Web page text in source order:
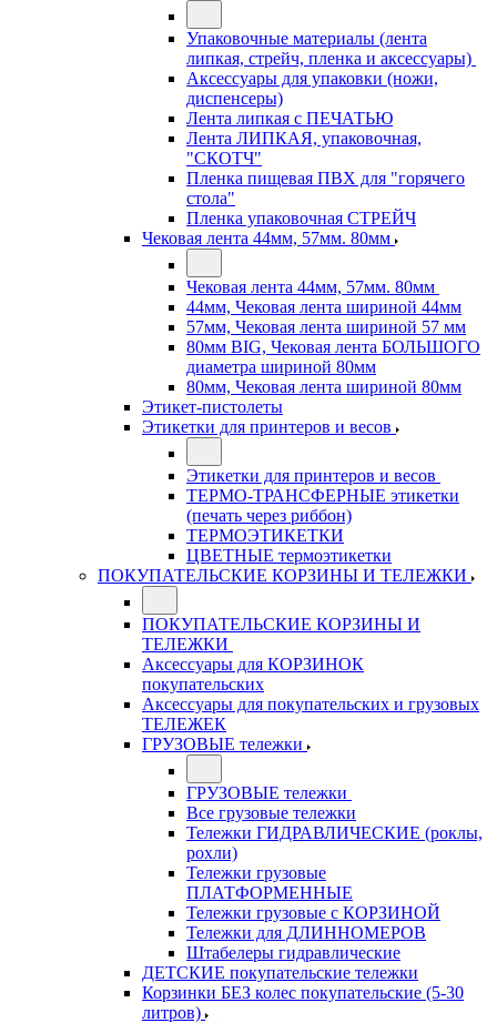
Упаковочные материалы (лента
липкая, стрейч, пленка и аксессуары)
Аксессуары для упаковки (ножи,
диспенсеры)
Лента липкая с ПЕЧАТЬЮ
Лента ЛИПКАЯ, упаковочная,
"СКОТЧ"
Пленка пищевая ПВХ для "горячего
стола"
Пленка упаковочная СТРЕЙЧ
Чековая лента 44мм, 57мм. 80мм
Чековая лента 44мм, 57мм. 80мм
44мм, Чековая лента шириной 44мм
57мм, Чековая лента шириной 57 мм
80мм BIG, Чековая лента БОЛЬШОГО
диаметра шириной 80мм
80мм, Чековая лента шириной 80мм
Этикет-пистолеты
Этикетки для принтеров и весов
Этикетки для принтеров и весов
ТЕРМО-ТРАНСФЕРНЫЕ этикетки
(печать через риббон)
ТЕРМОЭТИКЕТКИ
ЦВЕТНЫЕ термоэтикетки
ПОКУПАТЕЛЬСКИЕ КОРЗИНЫ И ТЕЛЕЖКИ
ПОКУПАТЕЛЬСКИЕ КОРЗИНЫ И
ТЕЛЕЖКИ
Аксессуары для КОРЗИНОК
покупательских
Аксессуары для покупательских и грузовых
ТЕЛЕЖЕК
ГРУЗОВЫЕ тележки
ГРУЗОВЫЕ тележки
Все грузовые тележки
Тележки ГИДРАВЛИЧЕСКИЕ (роклы,
рохли)
Тележки грузовые
ПЛАТФОРМЕННЫЕ
Тележки грузовые с КОРЗИНОЙ
Тележки для ДЛИННОМЕРОВ
Штабелеры гидравлические
ДЕТСКИЕ покупательские тележки
Корзинки БЕЗ колес покупательские (5-30
литров)